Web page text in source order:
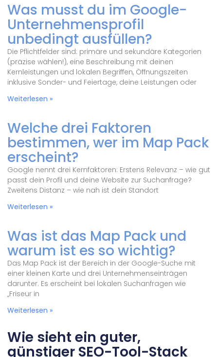
Was musst du im Google-
Unternehmensprofil
unbedingt ausfüllen?
Die Pflichtfelder sind: primäre und sekundäre Kategorien
(präzise wählen!), eine Beschreibung mit deinen
Kernleistungen und lokalen Begriffen, Öffnungszeiten
inklusive Sonder- und Feiertage, deine Leistungen oder
Weiterlesen »
Welche drei Faktoren
bestimmen, wer im Map Pack
erscheint?
Google nennt drei Kernfaktoren: Erstens Relevanz – wie gut
passt dein Profil und deine Website zur Suchanfrage?
Zweitens Distanz – wie nah ist dein Standort
Weiterlesen »
Was ist das Map Pack und
warum ist es so wichtig?
Das Map Pack ist der Bereich in der Google-Suche mit
einer kleinen Karte und drei Unternehmenseinträgen
darunter. Es erscheint bei lokalen Suchanfragen wie
„Friseur in
Weiterlesen »
Wie sieht ein guter,
günstiger SEO-Tool-Stack